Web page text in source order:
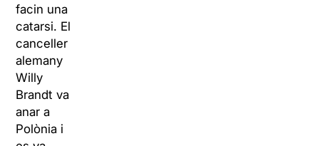
facin una
catarsi. El
canceller
alemany
Willy
Brandt va
anar a
Polònia i